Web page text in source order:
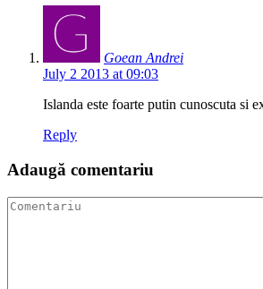
Goean Andrei
July 2 2013 at 09:03
Islanda este foarte putin cunoscuta si
Reply
Adaugă comentariu